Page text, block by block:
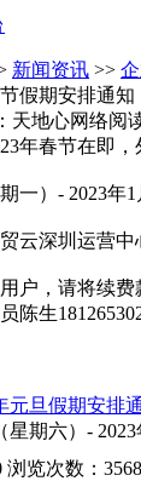
新闻资讯 >>
假期安排通知
天地心网络阅
年春节在即
一）- 2023年
云深圳运营
户，请将续费
陈生
元旦假期安排
星期六）-
浏览次数：3568